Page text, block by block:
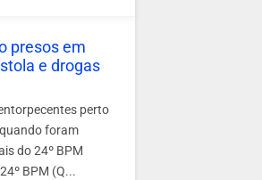
presos em
e drogas
perto
foram
do 24º BPM
BPM (Q...